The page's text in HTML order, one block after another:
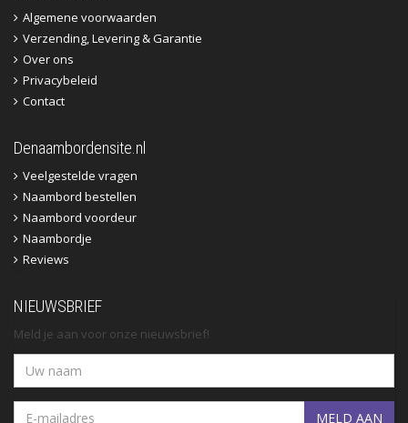
Algemene voorwaarden
Verzending, Levering & Garantie
Over ons
Privacybeleid
Contact
Denaambordensite.nl
Veelgestelde vragen
Naambord bestellen
Naambord voordeur
Naambordje
Reviews
NIEUWSBRIEF
Meld je aan voor onze nieuwsbrief!
MELD AAN